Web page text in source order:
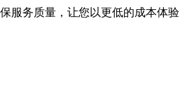
服务质量，让您以更低的成本体验